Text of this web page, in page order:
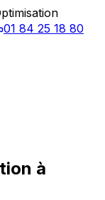
01 84 25 18 80
à